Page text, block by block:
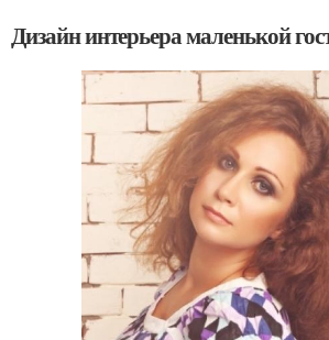
Дизайн интерьера маленькой